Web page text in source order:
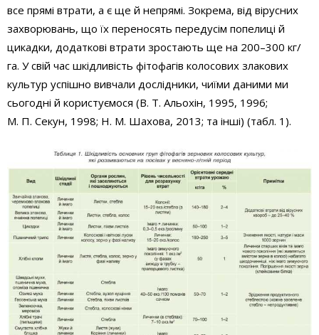
все прямі втрати, а є ще й непрямі. Зокрема, від вірусних
захворювань, що їх переносять передусім попелиці й
цикадки, додаткові втрати зростають ще на 200–300 кг/
га. У свій час шкідливість фітофагів колосових злакових
культур успішно вивчали дослідники, чиїми даними ми
сьогодні й користуємося (В. Т. Альохін, 1995, 1996;
М. П. Секун, 1998; Н. М. Шахова, 2013; та інші) (табл. 1).